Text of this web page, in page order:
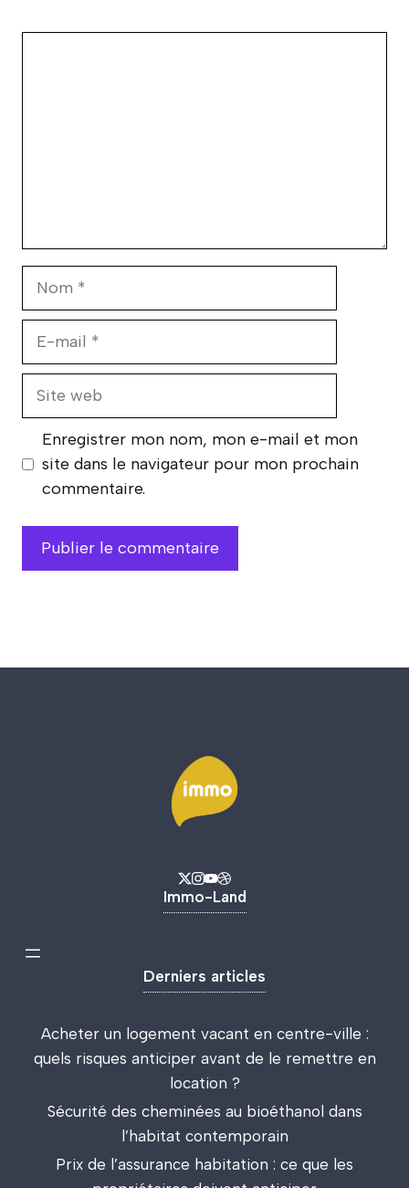
Enregistrer mon nom, mon e-mail et mon
site dans le navigateur pour mon prochain
commentaire.
Immo-Land
Derniers articles
Acheter un logement vacant en centre-ville :
quels risques anticiper avant de le remettre en
location ?
Sécurité des cheminées au bioéthanol dans
l’habitat contemporain
Prix de l’assurance habitation : ce que les